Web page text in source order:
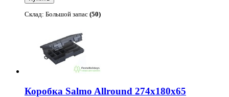
Склад: Большой запас (50)
Коробка Salmo Allround 274х180х65